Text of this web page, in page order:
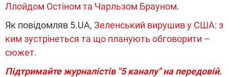
Ллойдом Остіном та Чарльзом Брауном.
Як повідомляв 5.UA, Зеленський вирушив у США: з
ким зустрінеться та що планують обговорити –
сюжет.
Підтримайте журналістів "5 каналу" на передовій.